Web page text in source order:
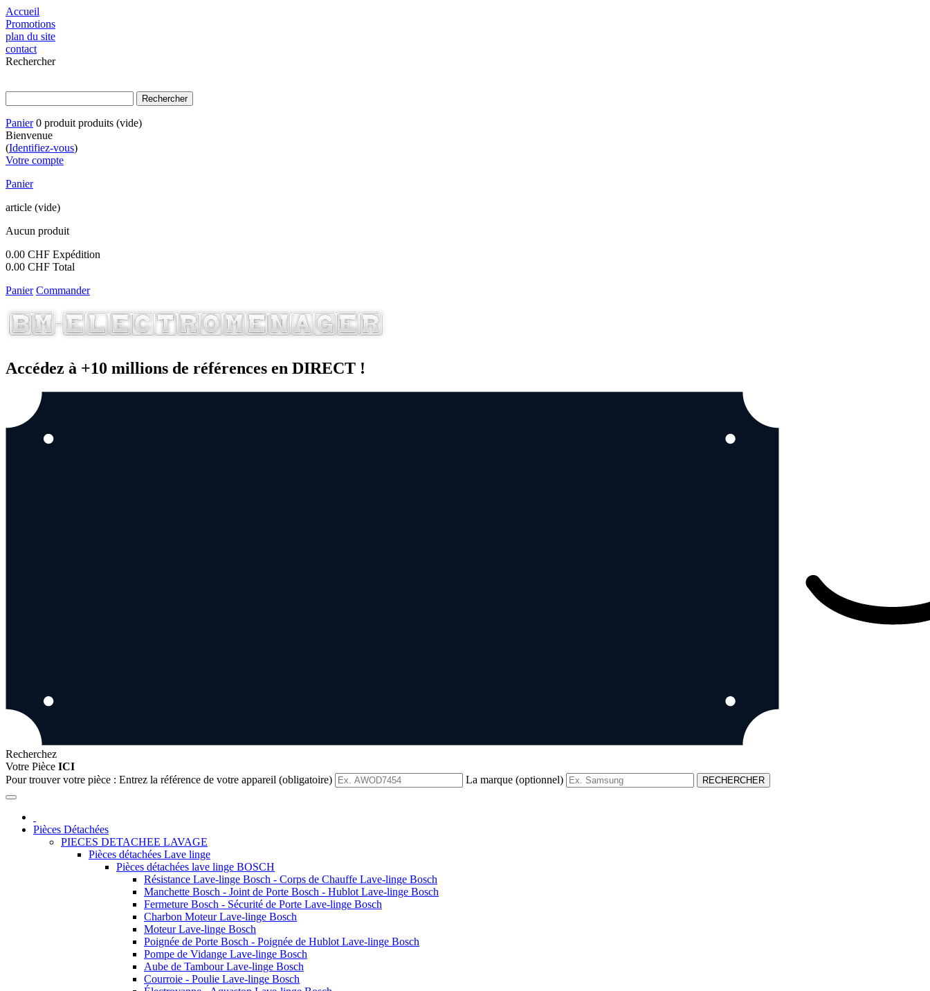
Accueil
Promotions
plan du site
contact
Rechercher
Panier 0 produit produits (vide)
Bienvenue
(Identifiez-vous)
Votre compte
Panier
article (vide)
Aucun produit
0.00 CHF Expédition
0.00 CHF Total
Panier Commander
Accédez à +10 millions de références en DIRECT !
Recherchez
Votre Pièce ICI
Pour trouver votre pièce : Entrez la référence de votre appareil (obligatoire) La marque (optionnel) RECHERCHER
Pièces Détachées
PIECES DETACHEE LAVAGE
Pièces détachées Lave linge
Pièces détachées lave linge BOSCH
Résistance Lave-linge Bosch - Corps de Chauffe Lave-linge Bosch
Manchette Bosch - Joint de Porte Bosch - Hublot Lave-linge Bosch
Fermeture Bosch - Sécurité de Porte Lave-linge Bosch
Charbon Moteur Lave-linge Bosch
Moteur Lave-linge Bosch
Poignée de Porte Bosch - Poignée de Hublot Lave-linge Bosch
Pompe de Vidange Lave-linge Bosch
Aube de Tambour Lave-linge Bosch
Courroie - Poulie Lave-linge Bosch